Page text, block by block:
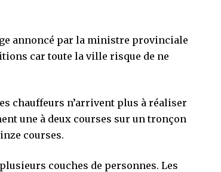
annoncé par la ministre provinciale
car toute la ville risque de ne
chauffeurs n’arrivent plus à réaliser
une à deux courses sur un tronçon
courses.
couches de personnes. Les